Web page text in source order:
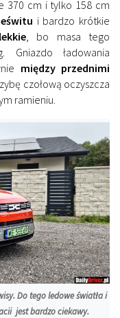
370 cm i tylko 158 cm
i bardzo krótkie
, bo masa tego
ładowania
między przednimi
czołową oczyszcza
ramieniu.
Do tego ledowe światła i
jest bardzo ciekawy.